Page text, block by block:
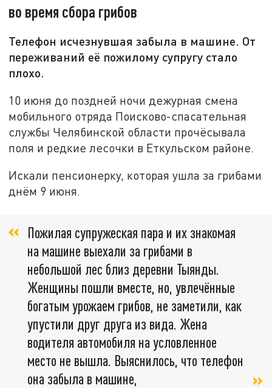
во время сбора грибов
Телефон исчезнувшая забыла в машине. От
переживаний её пожилому супругу стало
плохо.
10 июня до поздней ночи дежурная смена
мобильного отряда Поисково-спасательная
службы Челябинской области прочёсывала
поля и редкие лесочки в Еткульском районе.
Искали пенсионерку, которая ушла за грибами
днём 9 июня.
Пожилая супружеская пара и их знакомая
на машине выехали за грибами в
небольшой лес близ деревни Тыянды.
Женщины пошли вместе, но, увлечённые
богатым урожаем грибов, не заметили, как
упустили друг друга из вида. Жена
водителя автомобиля на условленное
место не вышла. Выяснилось, что телефон
она забыла в машине,